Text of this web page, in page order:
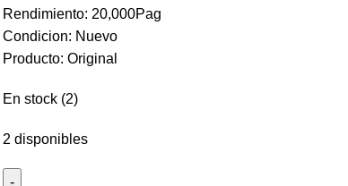
Rendimiento: 20,000Pag
Condicion: Nuevo
Producto: Original
En stock (2)
2 disponibles